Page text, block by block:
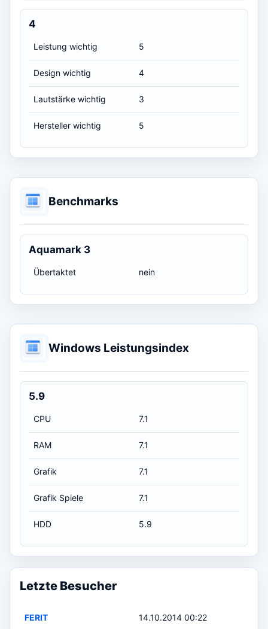
4
Leistung wichtig 5
Design wichtig 4
Lautstärke wichtig 3
Hersteller wichtig 5
Benchmarks
Aquamark 3
Übertaktet nein
Windows Leistungsindex
5.9
CPU 7.1
RAM 7.1
Grafik 7.1
Grafik Spiele 7.1
HDD 5.9
Letzte Besucher
FERIT 14.10.2014 00:22